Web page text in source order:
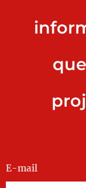
E-mail